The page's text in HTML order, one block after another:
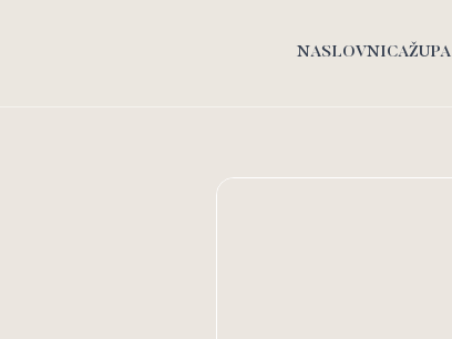
NASLOVNICAŽUPA